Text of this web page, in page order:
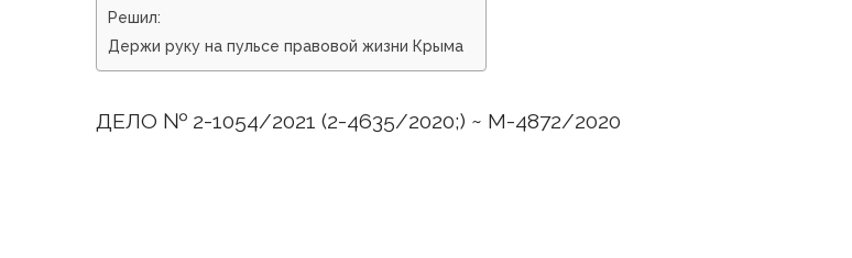
Решил:
Держи руку на пульсе правовой жизни Крыма
ДЕЛО № 2-1054/2021 (2-4635/2020;) ~ М-4872/2020